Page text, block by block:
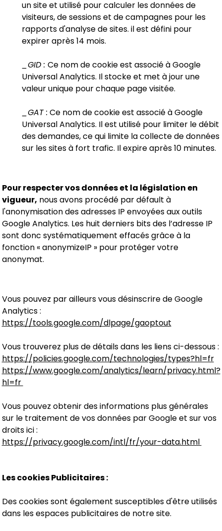
un site et utilisé pour calculer les données de
visiteurs, de sessions et de campagnes pour les
rapports d'analyse de sites. il est défini pour
expirer après 14 mois.
_GID : Ce nom de cookie est associé à Google
Universal Analytics. Il stocke et met à jour une
valeur unique pour chaque page visitée.
_GAT : Ce nom de cookie est associé à Google
Universal Analytics. Il est utilisé pour limiter le débit
des demandes, ce qui limite la collecte de données
sur les sites à fort trafic. Il expire après 10 minutes.
Pour respecter vos données et la législation en
vigueur, nous avons procédé par défault à
l'anonymisation des adresses IP envoyées aux outils
Google Analytics. Les huit derniers bits des l’adresse IP
sont donc systématiquement effacés grâce à la
fonction « anonymizeIP » pour protéger votre
anonymat.
Vous pouvez par ailleurs vous désinscrire de Google
Analytics :
https://tools.google.com/dlpage/gaoptout
Vous trouverez plus de détails dans les liens ci-dessous :
https://policies.google.com/technologies/types?hl=fr
https://www.google.com/analytics/learn/privacy.html?
hl=fr
Vous pouvez obtenir des informations plus générales
sur le traitement de vos données par Google et sur vos
droits ici :
https://privacy.google.com/intl/fr/your-data.html
Les cookies Publicitaires :
Des cookies sont également susceptibles d'être utilisés
dans les espaces publicitaires de notre site.